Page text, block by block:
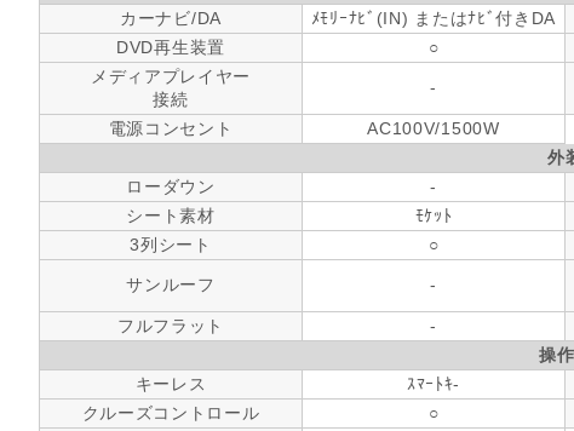
カーナビ/DA
ﾒﾓﾘｰﾅﾋﾞ(IN) またはﾅﾋﾞ付きDA
DVD再生装置
○
メディアプレイヤー
接続
-
電源コンセント
AC100V/1500W
外
ローダウン
-
シート素材
ﾓｹｯﾄ
3列シート
○
サンルーフ -
フルフラット -
操
キーレス
ｽﾏｰﾄｷ-
クルーズコントロール
○